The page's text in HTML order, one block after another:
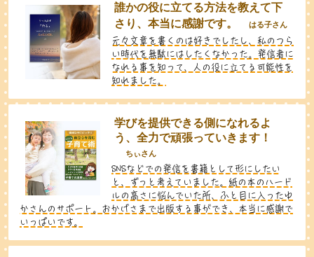
誰かの役に立てる方法を教えて下
さり、本当に感謝です。
はる子さん
元々文章を書くのは好きでしたし、私のつら
い時代を無駄にはしたくなかった。発信者に
なれる事を知って、人の役に立てる可能性を
知れました。
学びを提供できる側になれるよ
う、全力で頑張っていきます！
ちぃさん
SNSなどでの発信を書籍として形にしたい
と、ずっと考えていました。紙の本のハード
ルの高さに悩んでいた所、ふと目に入ったゆ
かさんのサポート。おかげさまで出版する事ができ、本当に感謝で
いっぱいです。